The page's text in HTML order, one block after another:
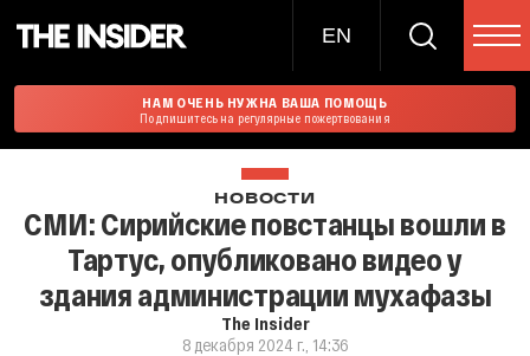
EN
НАМ ОЧЕНЬ НУЖНА ВАША ПОМОЩЬ
Подпишитесь на регулярные пожертвования
НОВОСТИ
СМИ: Сирийские повстанцы вошли в
Тартус, опубликовано видео у
здания администрации мухафазы
The Insider
8 декабря 2024 г., 14:36